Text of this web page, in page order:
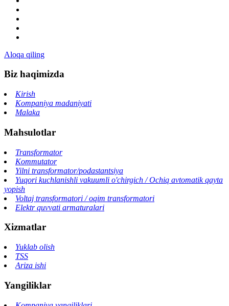
Aloqa qiling
Biz haqimizda
Kirish
Kompaniya madaniyati
Malaka
Mahsulotlar
Transformator
Kommutator
Yilni transformator/podastantsiya
Yuqori kuchlanishli vakuumli o'chirgich / Ochiq avtomatik qayta
yopish
Voltaj transformatori / oqim transformatori
Elektr quvvati armaturalari
Xizmatlar
Yuklab olish
TSS
Ariza ishi
Yangiliklar